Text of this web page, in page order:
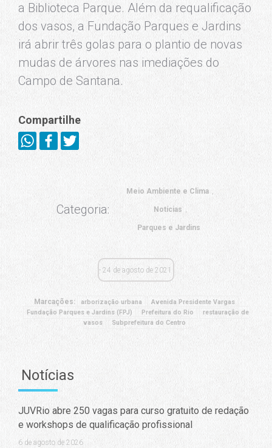
a Biblioteca Parque. Além da requalificação
dos vasos, a Fundação Parques e Jardins
irá abrir três golas para o plantio de novas
mudas de árvores nas imediações do
Campo de Santana.
Compartilhe
Categoria:
Meio Ambiente e Clima
Notícias
Parques e Jardins
24 de agosto de 2021
Marcações: arborização urbana
Avenida Presidente Vargas
Fundação Parques e Jardins (FPJ)
Prefeitura do Rio
restauração de
vasos
Subprefeitura do Centro
Notícias
JUVRio abre 250 vagas para curso gratuito de redação
e workshops de qualificação profissional
6 de agosto de 2026